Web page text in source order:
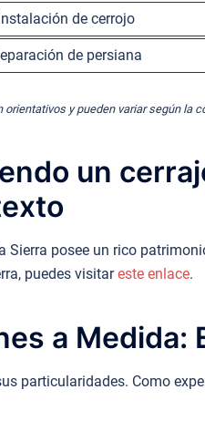
de cerrojo
de persiana
orientativos y pueden variar según la
un
Sierra posee un rico
puedes visitareste enlace.
a Medida:
particularidades. Como